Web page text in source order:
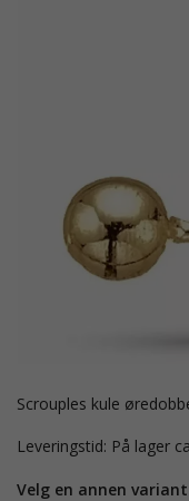
Scrouples kule
Leveringstid: På lager
Velg en annen variant